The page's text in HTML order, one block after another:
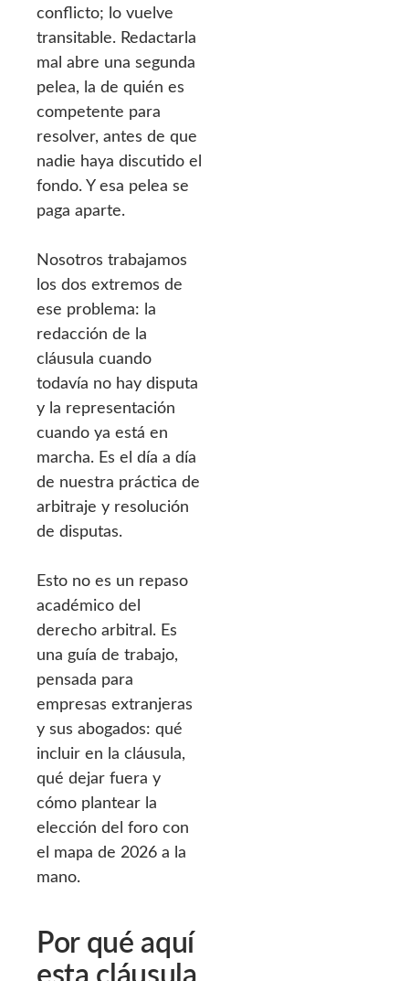
conflicto; lo vuelve
transitable. Redactarla
mal abre una segunda
pelea, la de quién es
competente para
resolver, antes de que
nadie haya discutido el
fondo. Y esa pelea se
paga aparte.
Nosotros trabajamos
los dos extremos de
ese problema: la
redacción de la
cláusula cuando
todavía no hay disputa
y la representación
cuando ya está en
marcha. Es el día a día
de nuestra práctica de
arbitraje y resolución
de disputas.
Esto no es un repaso
académico del
derecho arbitral. Es
una guía de trabajo,
pensada para
empresas extranjeras
y sus abogados: qué
incluir en la cláusula,
qué dejar fuera y
cómo plantear la
elección del foro con
el mapa de 2026 a la
mano.
Por qué aquí
esta cláusula